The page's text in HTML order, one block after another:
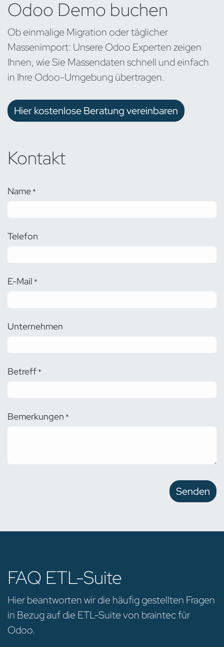
Odoo Demo buchen
Ob einmalige Migration oder täglicher
Massenimport: Unsere Odoo Experten zeigen
Ihnen, wie Sie Massendaten schnell und einfach
in Ihre Odoo-Umgebung übertragen.
Hier kostenlose Beratung vereinbaren
Kontakt
Name*
Telefon
E-Mail *
Unternehmen
Betreff*
Bemerkungen *
Senden
FAQ ETL-Suite
Hier beantworten wir die häufig gestellten Fragen
in Bezug auf die ETL-Suite von braintec für
Odoo.